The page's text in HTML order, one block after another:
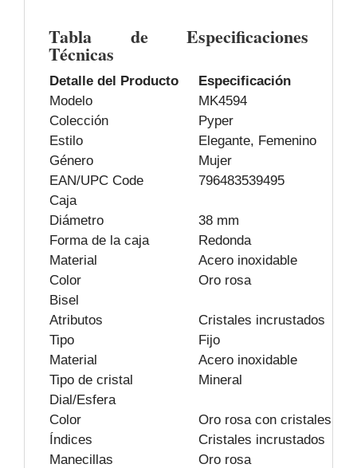
Tabla de Especificaciones
Técnicas
Detalle del Producto
Especificación
Modelo
MK4594
Colección
Pyper
Estilo
Elegante, Femenino
Género
Mujer
EAN/UPC Code
796483539495
Caja
Diámetro
38 mm
Forma de la caja
Redonda
Material
Acero inoxidable
Color
Oro rosa
Bisel
Atributos
Cristales incrustados
Tipo
Fijo
Material
Acero inoxidable
Tipo de cristal
Mineral
Dial/Esfera
Color
Oro rosa con cristales
Índices
Cristales incrustados
Manecillas
Oro rosa